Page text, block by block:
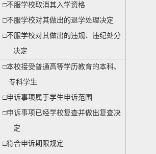
□不服学校取消其入学资格
□不服学校对其做出的退学处理决定
□不服学校对其做出的违规、违纪处分
决定
□本校接受普通高等学历教育的本科、
专科学生
□申诉事项属于学生申诉范围
□申诉事项已经学校复查并做出复查决
定
□符合申诉期限规定